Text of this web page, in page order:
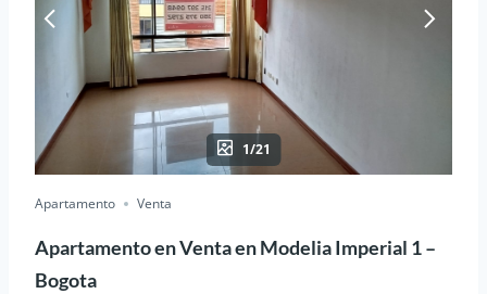
1/21
Apartamento Venta
Apartamento en Venta en Modelia Imperial 1 –
Bogota